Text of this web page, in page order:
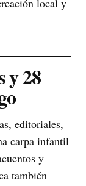
local y
y 28
editoriales,
carpa infantil
y
también